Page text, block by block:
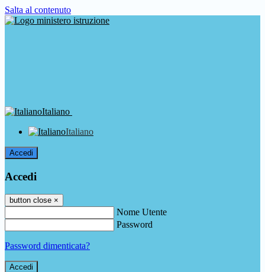
Salta al contenuto
Italiano
Italiano
Accedi
Accedi
button close ×
Nome Utente
Password
Password dimenticata?